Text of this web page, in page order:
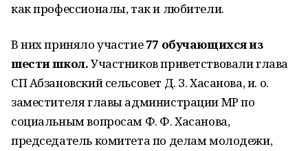
как профессионалы, так и любители.
В них приняло участие77 обучающихся из
шести школ.Участников приветствовали глава
СП Абзановский сельсовет Д. З. Хасанова, и. о.
заместителя главы администрации МР по
социальным вопросам Ф. Ф. Хасанова,
председатель комитета по делам молодежи,